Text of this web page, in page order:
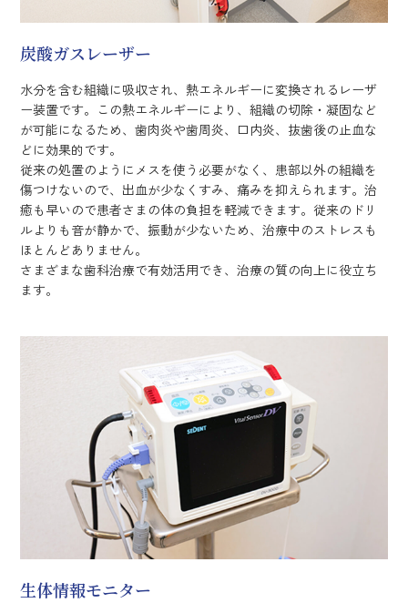
炭酸ガスレーザー
水分を含む組織に吸収され、熱エネルギーに変換されるレーザ
ー装置です。この熱エネルギーにより、組織の切除・凝固など
が可能になるため、歯肉炎や歯周炎、口内炎、抜歯後の止血な
どに効果的です。
従来の処置のようにメスを使う必要がなく、患部以外の組織を
傷つけないので、出血が少なくすみ、痛みを抑えられます。治
癒も早いので患者さまの体の負担を軽減できます。従来のドリ
ルよりも音が静かで、振動が少ないため、治療中のストレスも
ほとんどありません。
さまざまな歯科治療で有効活用でき、治療の質の向上に役立ち
ます。
生体情報モニター